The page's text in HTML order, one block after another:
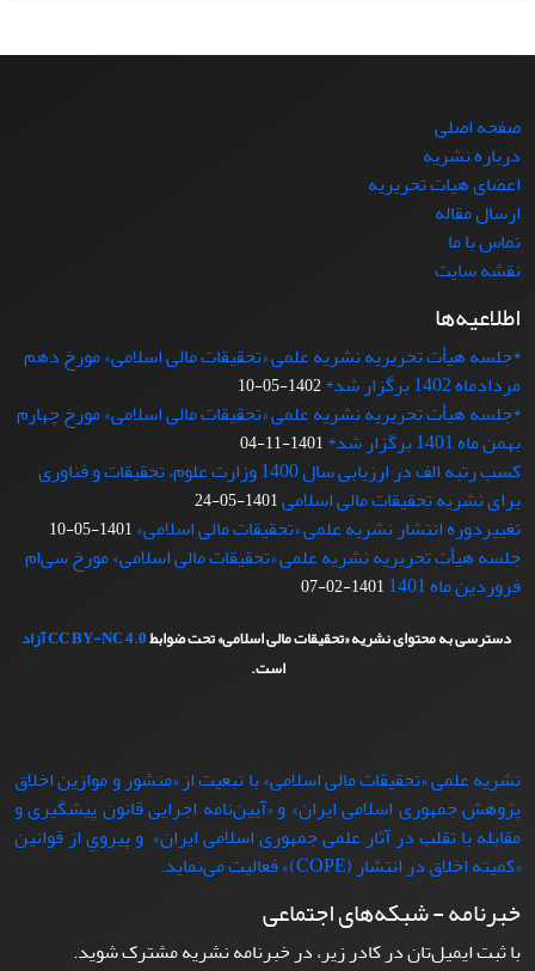
صفحه اصلی
درباره نشریه
اعضای هیات تحریریه
ارسال مقاله
تماس با ما
نقشه سایت
اطلاعیه‌ها
*جلسه هیأت تحریریه نشریه علمی «تحقیقات مالی اسلامی» مورخ دهم
مردادماه 1402 برگزار شد*
1402-05-10
*جلسه هیأت تحریریه نشریه علمی «تحقیقات مالی اسلامی» مورخ چهارم
بهمن ماه 1401 برگزار شد*
1401-11-04
کسب رتبه الف در ارزیابی سال 1400 وزارت علوم، تحقیقات و فناوری
برای نشریه تحقیقات مالی اسلامی1401-05-24
تغییردوره انتشار نشریه علمی «تحقیقات‌ مالی‌ اسلامی»1401-05-10
جلسه هیأت تحریریه نشریه علمی «تحقیقات مالی اسلامی» مورخ سی‌ام
فروردین ماه 1401
1401-02-07
دسترسی به محتوای نشریه «تحقیقات مالی اسلامی» تحت ضوابطCC BY-NC 4.0آزاد
است.
نشریه علمی «تحقیقات مالی اسلامی» با تبعيت از «منشور و موازین اخلاق
پژوهش جمهوری اسلامی ایران» و «آیین‌نامه اجرایی قانون پیشگیری و
مقابله با تقلب در آثار علمی جمهوری اسلامی ایران» و پيروي از قوانين
«کمیته اخلاق در انتشار (COPE)» فعاليت می‌نماید.
خبرنامه - شبکه‌های اجتماعی
با ثبت ایمیل‌تان در کادر زیر، در خبرنامه نشریه مشترک شوید.